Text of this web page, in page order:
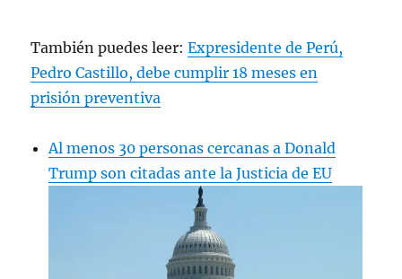
— Bob2030 💙 (@mariohawca)
December 19, 2022
También puedes leer:Expresidente de Perú,
Pedro Castillo, debe cumplir 18 meses en
prisión preventiva
Al menos 30 personas cercanas a Donald
Trump son citadas ante la Justicia de EU